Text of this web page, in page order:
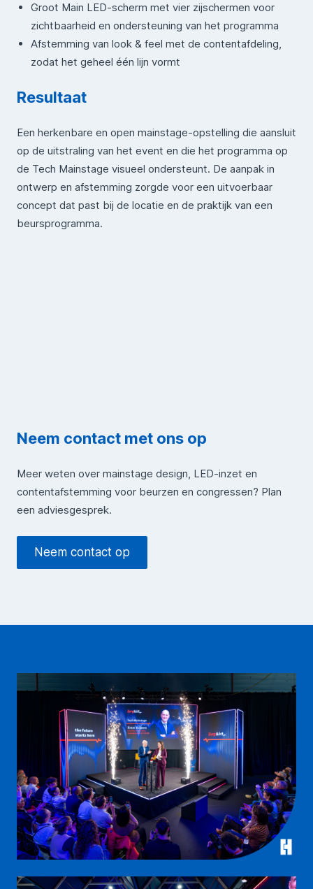
Groot Main LED-scherm met vier zijschermen voor
zichtbaarheid en ondersteuning van het programma
Afstemming van look & feel met de contentafdeling,
zodat het geheel één lijn vormt
Resultaat
Een herkenbare en open mainstage-opstelling die aansluit
op de uitstraling van het event en die het programma op
de Tech Mainstage visueel ondersteunt. De aanpak in
ontwerp en afstemming zorgde voor een uitvoerbaar
concept dat past bij de locatie en de praktijk van een
beursprogramma.
Neem contact met ons op
Meer weten over mainstage design, LED-inzet en
contentafstemming voor beurzen en congressen? Plan
een adviesgesprek.
Neem contact op